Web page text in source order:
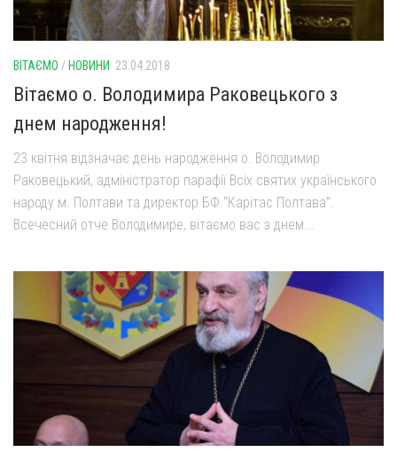
ВІТАЄМО / НОВИНИ 23.04.2018
Вітаємо о. Володимира Раковецького з
днем народження!
23 квітня відзначає день народження о. Володимир
Раковецький, адміністратор парафії Всіх святих українського
народу м. Полтави та директор БФ “Карітас Полтава”.
Всечесний отче Володимире, вітаємо вас з днем...